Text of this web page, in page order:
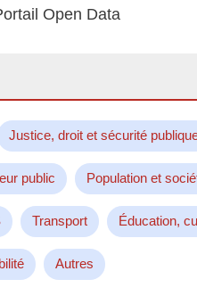
Open Data
Justice, droit et sécurité
public Population et
Transport Éducation,
Autres